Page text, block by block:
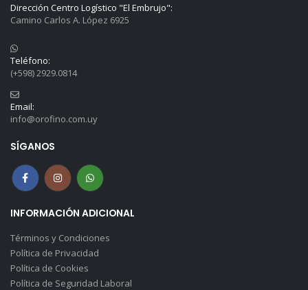
Dirección Centro Logístico "El Embrujo":
Camino Carlos A. López 6925
Teléfono:
(+598) 2929.0814
Email:
info@orofino.com.uy
SÍGANOS
INFORMACIÓN ADICIONAL
Términos y Condiciones
Política de Privacidad
Política de Cookies
Política de Seguridad Laboral